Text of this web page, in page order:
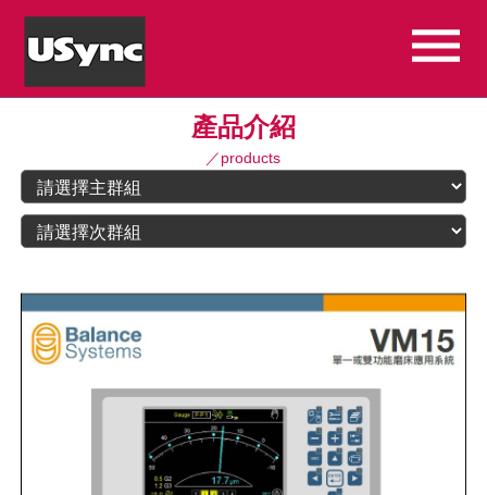
產品介紹
／products